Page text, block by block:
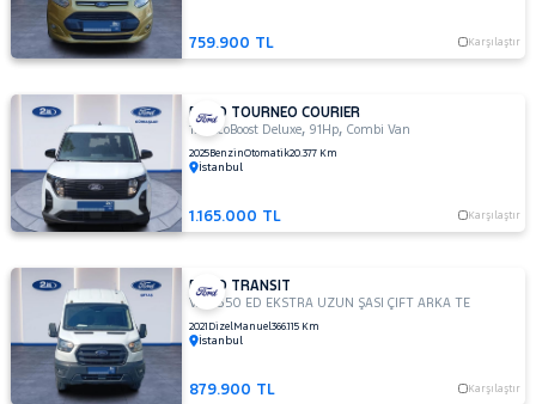
NISSAN
OPEL
PEUGEOT
RENAULT
SEAT
SKODA
SSANGYONG
SUBARU
TESLA
TOGG
TOYOTA
759.900 TL Karşılaştır
FORD TOURNEO COURIER
1.0 EcoBoost Deluxe,91Hp,Combi Van
2025BenzinOtomatik20.377 Km
İstanbul
1.165.000 TL Karşılaştır
FORD TRANSIT
VAN 350 ED EKSTRA UZUN ŞASI ÇIFT ARKA TEKER
2021 DizelManuel366.115 Km
İstanbul
879.900 TL Karşılaştır